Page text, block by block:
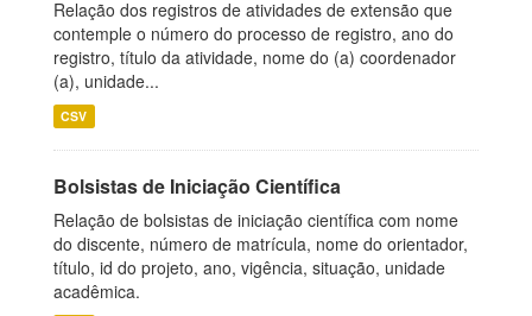
Relação dos registros de atividades de extensão que
contemple o número do processo de registro, ano do
registro, título da atividade, nome do (a) coordenador
(a), unidade...
CSV
Bolsistas de Iniciação Científica
Relação de bolsistas de iniciação científica com nome
do discente, número de matrícula, nome do orientador,
título, id do projeto, ano, vigência, situação, unidade
acadêmica.